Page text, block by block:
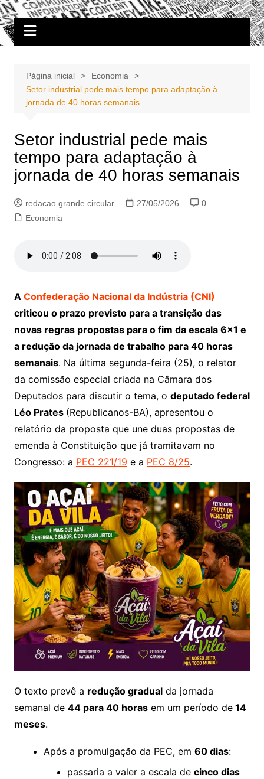
Ir
paraPortal Grande Circular
A zona Leste se encontra aqui!
Página inicial
Economia
Setor industrial pede mais tempo para adaptação à
jornada de 40 horas semanais
Setor industrial pede mais
tempo para adaptação à
jornada de 40 horas semanais
redacao grande circular 27/05/2026
0
Economia
A Confederação Nacional da Indústria (CNI)
criticou o prazo previsto para a transição das
novas regras propostas para o fim da escala 6×1 e
a redução da jornada de trabalho para 40 horas
semanais. Na última segunda-feira (25), o relator
da comissão especial criada na Câmara dos
Deputados para discutir o tema, o deputado federal
Léo Prates (Republicanos-BA), apresentou o
relatório da proposta que une duas propostas de
emenda à Constituição que já tramitavam no
Congresso: a PEC 221/19 e a PEC 8/25.
O texto prevê a redução gradualda jornada
semanal de 44 para 40 horasem um período de14
meses.
Após a promulgação da PEC, em 60 dias:
passaria a valer a escala de cinco dias